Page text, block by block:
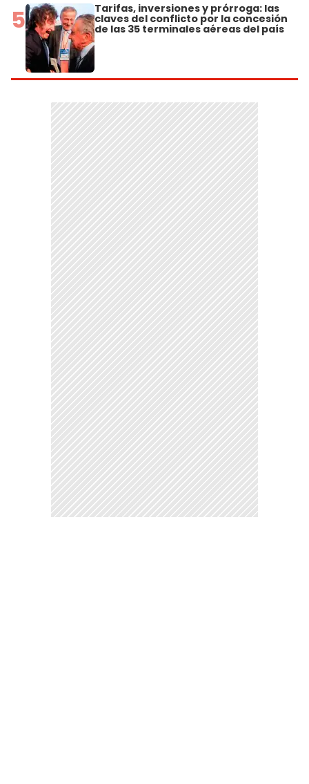
5 Tarifas, inversiones y prórroga: las
claves del conflicto por la concesión
de las 35 terminales aéreas del país